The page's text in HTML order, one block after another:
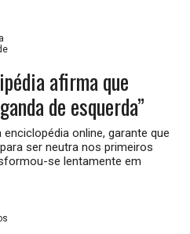
afirma que
de esquerda”
online, garante que
ser neutra nos primeiros
se lentamente em